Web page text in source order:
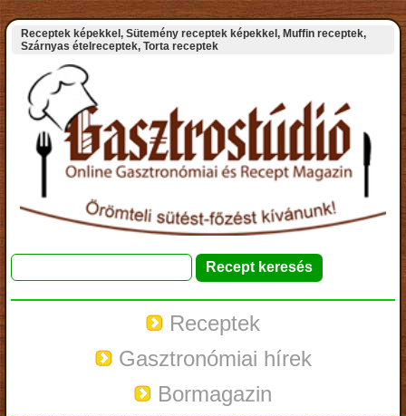
Receptek képekkel, Sütemény receptek képekkel, Muffin receptek,
Szárnyas ételreceptek, Torta receptek
Receptek
Gasztronómiai hírek
Bormagazin